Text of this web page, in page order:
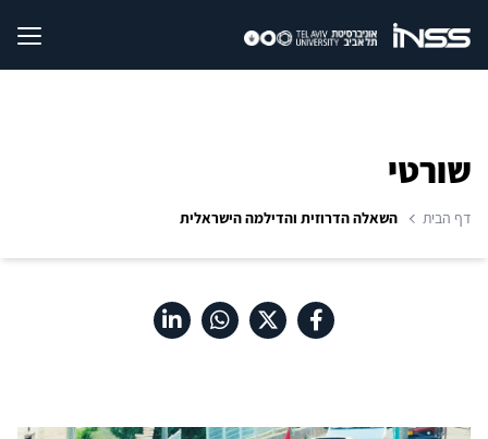
שורטי
דף הבית השאלה הדרוזית והדילמה הישראלית